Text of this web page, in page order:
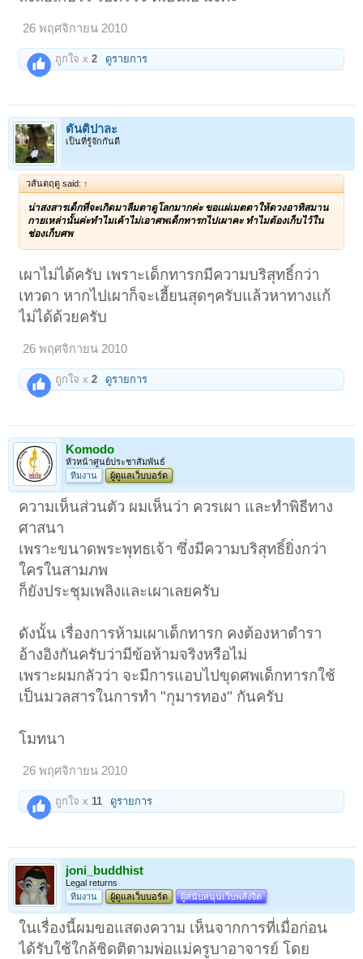
26 พฤศจิกายน 2010
ถูกใจ x2 ดูรายการ
ตันติปาละ
เป็นที่รู้จักกันดี
วสันตฤดู said: ↑
น่าสงสารเด็กที่จะเกิดมาลืมตาดูโลกมากค่ะ ขอเเผ่เมตตาให้ดวงอาทิสมาน
กายเหล่านั้นค่ะทำไมเค้าไม่เอาศพเด็กทารกไปเผาคะ ทำไมต้องเก็บไว้ใน
ช่องเก็บศพ
เผาไม่ได้ครับ เพราะเด็กทารกมีความบริสุทธิ์กว่า
เทวดา หากไปเผาก็จะเฮี้ยนสุดๆครับแล้วหาทางแก้
ไม่ได้ด้วยครับ
26 พฤศจิกายน 2010
ถูกใจ x2 ดูรายการ
Komodo
หัวหน้าศูนย์ประชาสัมพันธ์
ทีมงาน
ผู้ดูแลเว็บบอร์ด
ความเห็นส่วนตัว ผมเห็นว่า ควรเผา และทำพิธีทาง
ศาสนา
เพราะขนาดพระพุทธเจ้า ซึ่งมีความบริสุทธิ์ยิ่งกว่า
ใครในสามภพ
ก็ยังประชุมเพลิงและเผาเลยครับ
ดังนั้น เรื่องการห้ามเผาเด็กทารก คงต้องหาตำรา
อ้างอิงกันครับว่ามีข้อห้ามจริงหรือไม่
เพราะผมกลัวว่า จะมีการแอบไปขุดศพเด็กทารกใช้
เป็นมวลสารในการทำ "กุมารทอง" กันครับ
โมทนา
26 พฤศจิกายน 2010
ถูกใจ x 11 ดูรายการ
joni_buddhist
Legal returns
ทีมงาน
ผู้ดูแลเว็บบอร์ด ผู้สนับสนุนเว็บพลังจิต
ในเรื่องนี้ผมขอแสดงความ เห็นจากการที่เมื่อก่อน
ได้รับใช้ใกล้ชิดติตามพ่อแม่ครูบาอาจารย์ โดย